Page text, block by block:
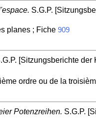
S.G.P.
planes ; Fiche 909
[Sitzungsberichte
ordre ou de la
Potenzreihen. S.G.P.